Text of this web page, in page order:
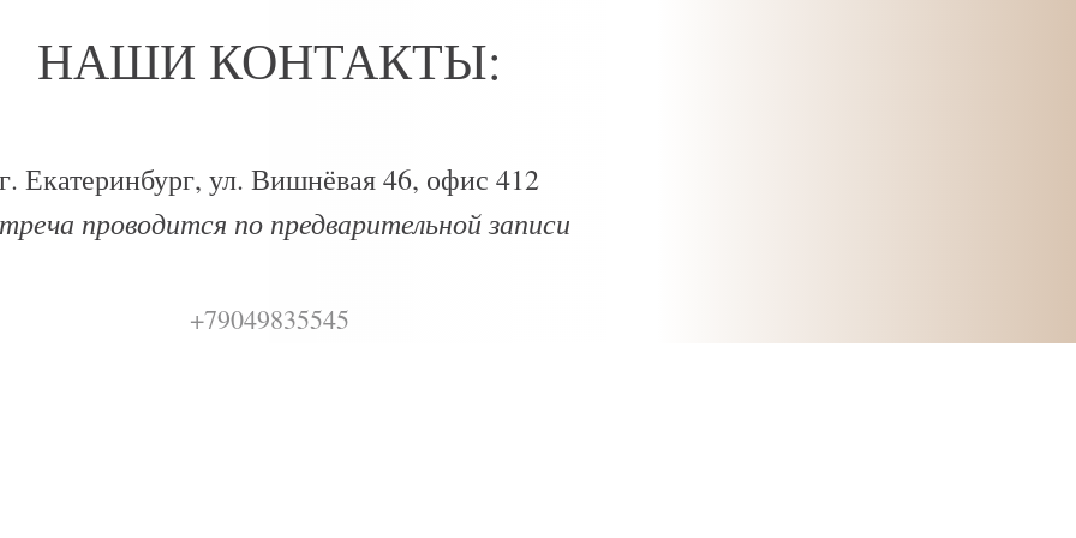
НАШИ КОНТАКТЫ:
г. Екатеринбург, ул. Вишнёвая 46, офис 412
проводится по предварительной записи
+79049835545